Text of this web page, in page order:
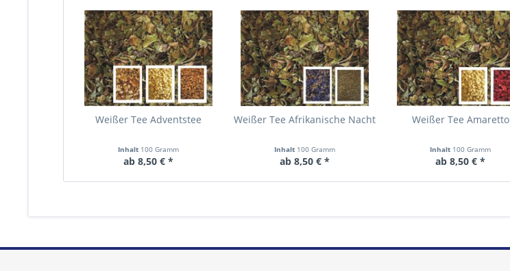
Weißer Tee Adventstee
Inhalt 100 Gramm
ab 8,50 € *
Weißer Tee Afrikanische Nacht
Inhalt 100 Gramm
ab 8,50 € *
Weißer Tee Amaretto
Inhalt 100 Gramm
ab 8,50 € *